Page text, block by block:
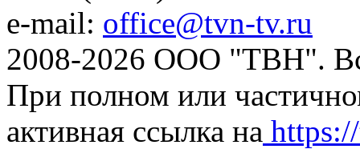
e-mail: office@tvn-tv.ru
2008-2026 ООО "ТВН".
При полном или
активная ссылка на